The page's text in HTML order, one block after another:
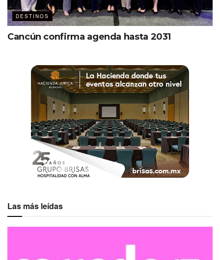
DESTINOS
Cancún confirma agenda hasta 2031
Las más leídas